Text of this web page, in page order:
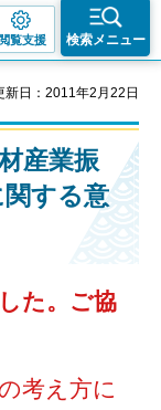
閲覧支援 検索メニュー
新日：2011年2月22日
産業振
する意
た。ご協
考え方に